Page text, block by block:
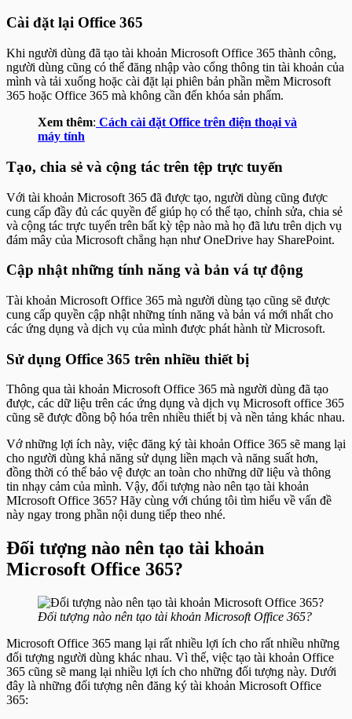
Cài đặt lại Office 365
Khi người dùng đã tạo tài khoản Microsoft Office 365 thành công,
người dùng cũng có thể đăng nhập vào cổng thông tin tài khoản của
mình và tải xuống hoặc cài đặt lại phiên bản phần mềm Microsoft
365 hoặc Office 365 mà không cần đến khóa sản phẩm.
Xem thêm: Cách cài đặt Office trên điện thoại và
máy tính
Tạo, chia sẻ và cộng tác trên tệp trực tuyến
Với tài khoản Microsoft 365 đã được tạo, người dùng cũng được
cung cấp đầy đủ các quyền để giúp họ có thể tạo, chỉnh sửa, chia sẻ
và cộng tác trực tuyến trên bất kỳ tệp nào mà họ đã lưu trên dịch vụ
đám mây của Microsoft chẳng hạn như OneDrive hay SharePoint.
Cập nhật những tính năng và bản vá tự động
Tài khoản Microsoft Office 365 mà người dùng tạo cũng sẽ được
cung cấp quyền cập nhật những tính năng và bản vá mới nhất cho
các ứng dụng và dịch vụ của mình được phát hành từ Microsoft.
Sử dụng Office 365 trên nhiều thiết bị
Thông qua tài khoản Microsoft Office 365 mà người dùng đã tạo
được, các dữ liệu trên các ứng dụng và dịch vụ Microsoft office 365
cũng sẽ được đồng bộ hóa trên nhiều thiết bị và nền tảng khác nhau.
Vớ những lợi ích này, việc đăng ký tài khoản Office 365 sẽ mang lại
cho người dùng khả năng sử dụng liền mạch và năng suất hơn,
đồng thời có thể bảo vệ được an toàn cho những dữ liệu và thông
tin nhạy cảm của mình. Vậy, đối tượng nào nên tạo tài khoản
MIcrosoft Office 365? Hãy cùng với chúng tôi tìm hiểu về vấn đề
này ngay trong phần nội dung tiếp theo nhé.
Đối tượng nào nên tạo tài khoản
Microsoft Office 365?
Đối tượng nào nên tạo tài khoản Microsoft Office 365?
Microsoft Office 365 mang lại rất nhiều lợi ích cho rất nhiều những
đối tượng người dùng khác nhau. Vì thế, việc tạo tài khoản Office
365 cũng sẽ mang lại nhiều lợi ích cho những đối tượng này. Dưới
đây là những đối tượng nên đăng ký tài khoản Microsoft Office
365: